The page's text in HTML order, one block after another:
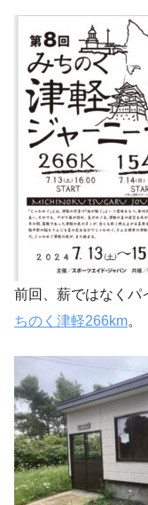
前回、薪ではなくパ
ちのく津軽266km。